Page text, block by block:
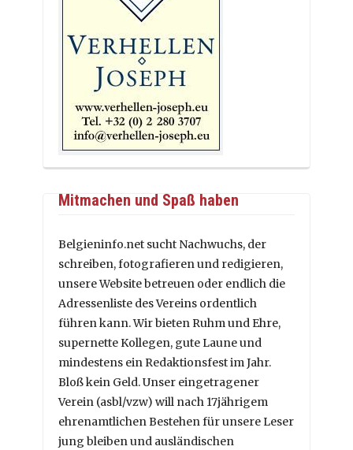
Mitmachen und Spaß haben
Belgieninfo.net sucht Nachwuchs, der
schreiben, fotografieren und redigieren,
unsere Website betreuen oder endlich die
Adressenliste des Vereins ordentlich
führen kann. Wir bieten Ruhm und Ehre,
supernette Kollegen, gute Laune und
mindestens ein Redaktionsfest im Jahr.
Bloß kein Geld. Unser eingetragener
Verein (asbl/vzw) will nach 17jährigem
ehrenamtlichen Bestehen für unsere Leser
jung bleiben und ausländischen